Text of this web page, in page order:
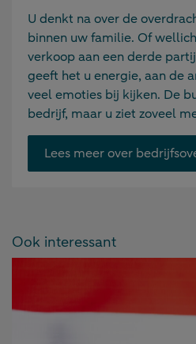
U denkt na over de
binnen uw familie. Of
verkoop aan een derde
geeft het u energie, aan de
veel emoties bij kijken. De
bedrijf, maar u ziet zoveel
Lees meer over
Ook interessant